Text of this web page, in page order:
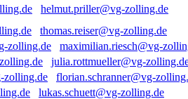
helmut.priller@vg-zolling.de
thomas.reiser@vg-zolling.de
maximilian.riesch@vg-
julia.rottmueller@vg-
florian.schranner@vg-
lukas.schuett@vg-zolling.de